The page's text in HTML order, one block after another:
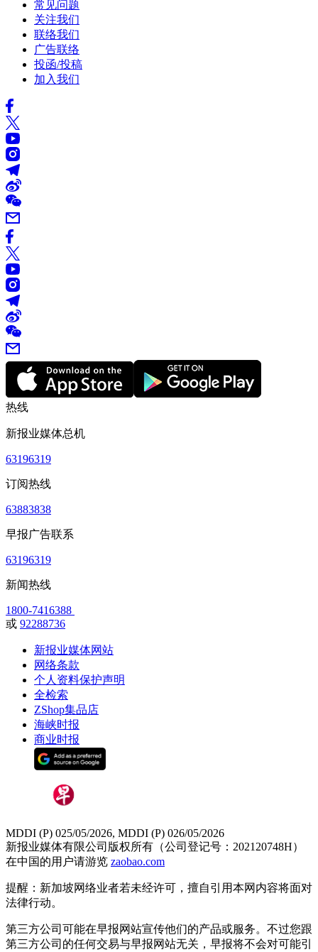
常见问题
关注我们
联络我们
广告联络
投函/投稿
加入我们
热线
新报业媒体总机
63196319
订阅热线
63883838
早报广告联系
63196319
新闻热线
1800-7416388
或 92288736
新报业媒体网站
网络条款
个人资料保护声明
全检索
ZShop集品店
海峡时报
商业时报
MDDI (P) 025/05/2026, MDDI (P) 026/05/2026
新报业媒体有限公司版权所有（公司登记号：202120748H）
在中国的用户请游览 zaobao.com
提醒：新加坡网络业者若未经许可，擅自引用本网内容将面对
法律行动。
第三方公司可能在早报网站宣传他们的产品或服务。不过您跟
第三方公司的任何交易与早报网站无关，早报将不会对可能引